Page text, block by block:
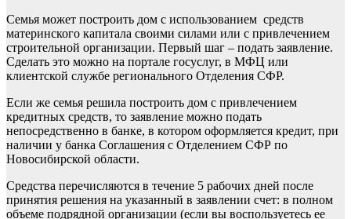
Семья может построить дом с использованием средств
материнского капитала своими силами или с привлечением
строительной организации. Первый шаг – подать заявление.
Сделать это можно на портале госуслуг, в МФЦ или
клиентской службе регионального Отделения СФР.
Если же семья решила построить дом с привлечением
кредитных средств, то заявление можно подать
непосредственно в банке, в котором оформляется кредит, при
наличии у банка Соглашения с Отделением СФР по
Новосибирской области.
Средства перечисляются в течение 5 рабочих дней после
принятия решения на указанный в заявлении счет: в полном
объеме подрядной организации (если вы воспользуетесь ее